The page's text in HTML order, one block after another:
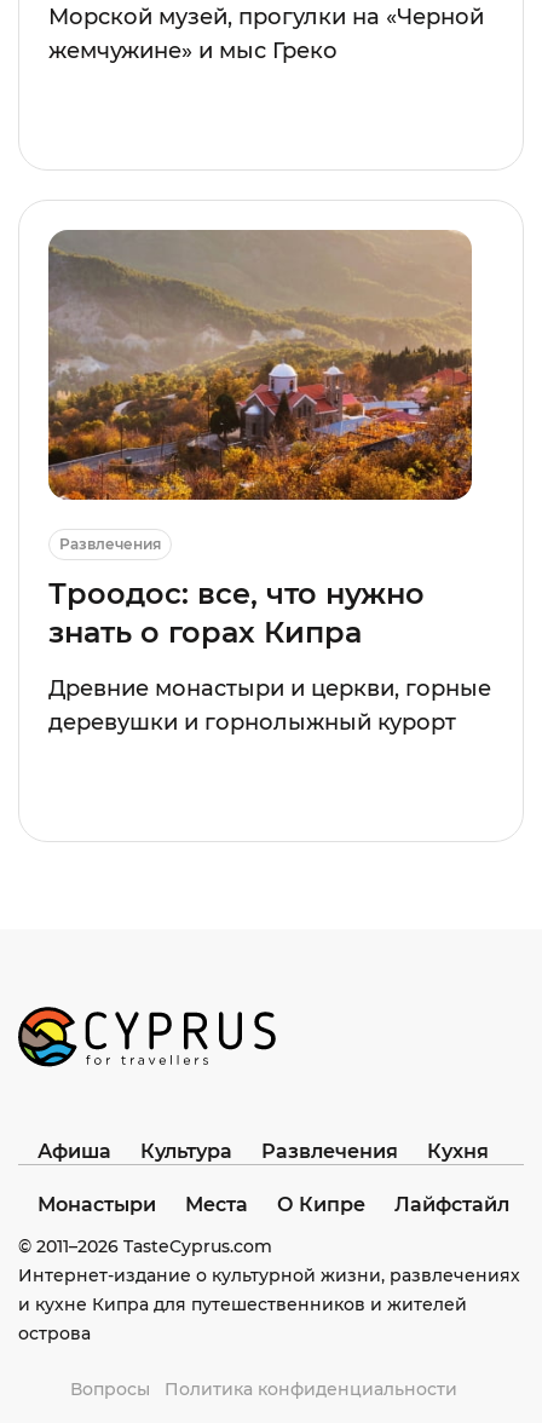
Морской музей, прогулки на «Черной
жемчужине» и мыс Греко
Развлечения
Троодос: все, что нужно
знать о горах Кипра
Древние монастыри и церкви, горные
деревушки и горнолыжный курорт
Афиша Культура Развлечения Кухня
Монастыри Места О Кипре Лайфстайл
© 2011–2026 TasteCyprus.com
Интернет-издание о культурной жизни, развлечениях
и кухне Кипра для путешественников и жителей
острова
Вопросы Политика конфиденциальности